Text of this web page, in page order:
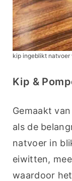
kip ingeblikt natvoer
Kip &
Gemaakt
als de
natvoer in
eiwitten,
waardoor